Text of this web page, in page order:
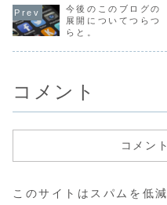
かぶり”から始まっ
ている。当時20歳
だった僕は、大学
でグラフィックデ
はT...
今後のこのブログの
展開についてつらつ
らと。
コメント
コメン
このサイトはスパムを低